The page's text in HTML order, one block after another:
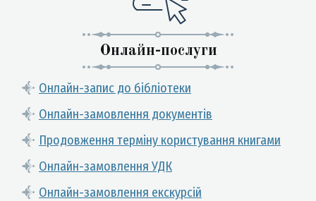
Онлайн-послуги
Онлайн-запис до бібліотеки
Онлайн-замовлення документів
Продовження терміну користування книгами
Онлайн-замовлення УДК
Онлайн-замовлення екскурсій